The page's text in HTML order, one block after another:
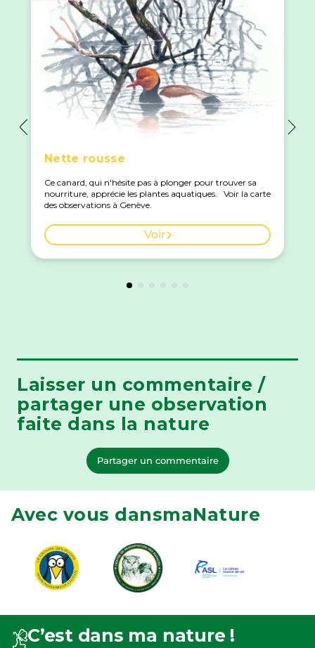
Nette rousse
Ce canard, qui n'hésite pas à plonger pour trouver sa
nourriture, apprécie les plantes aquatiques. Voir la carte
des observations à Genève.
Voir
Laisser un commentaire /
partager une observation
faite dans la nature
Partager un commentaire
Avec vous dansmaNature
C’est dans ma nature !